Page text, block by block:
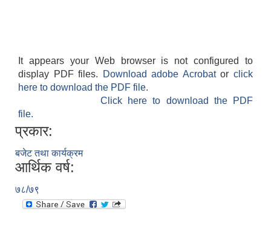
It appears your Web browser is not configured to
display PDF files.
Download adobe Acrobatorclick
here to download the PDF file.
Click here to download the PDF
file.
प्रकार:
बजेट तथा कार्यक्रम
आर्थिक वर्ष:
७८/७९